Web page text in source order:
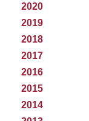
2020
2019
2018
2017
2016
2015
2014